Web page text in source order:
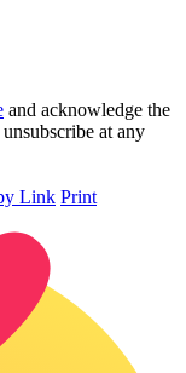
and acknowledge the
at any
Link Print